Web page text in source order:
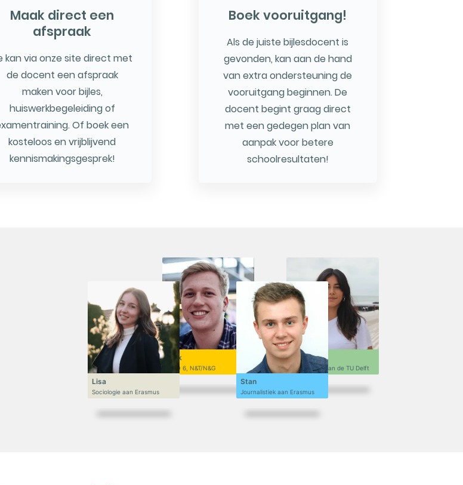
Maak direct een
afspraak
kan via onze site direct met
de docent een afspraak
maken voor bijles,
huiswerkbegeleiding of
Of boek een
kosteloos en vrijblijvend
kennismakingsgesprek!
Boek vooruitgang!
Als de juiste bijlesdocent is
gevonden, kan aan de hand
van extra ondersteuning de
vooruitgang beginnen. De
docent begint graag direct
met een gedegen plan van
aanpak voor betere
schoolresultaten!
Niek
VWO 6, N&T/N&G
Lisa
Sociologie aan Erasmus
Sofi
Ontwerpen aan de TU Delft
Stan
Journalistiek aan Erasmus